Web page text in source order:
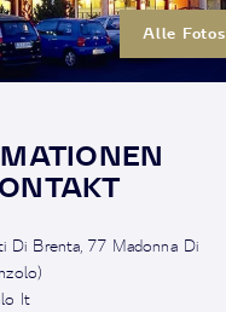
Alle Fotos
Di Brenta, 77 Madonna Di
It